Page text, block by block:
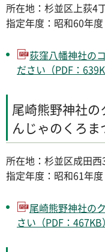
所在地：杉並区上荻
指定年度：昭和60年度
荻窪八幡神社の
ださい（PDF：
尾崎熊野神社
んじゃのくろま
所在地：杉並区成田
指定年度：昭和61年度
尾崎熊野神社の
さい（PDF：467KB）